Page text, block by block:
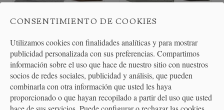
Cuchillo Santoku Kai Shun
Premier 18 cm
225,00 €
Cuchillo Japonés Kai Shun
Premier Chef 20 cm
239,00 €
CONSENTIMIENTO DE COOKIES
Utilizamos cookies con finalidades analíticas y para mostrar
publicidad personalizada con sus preferencias. Compartimos
información sobre el uso que hace de nuestro sitio con nuestros
socios de redes sociales, publicidad y análisis, que pueden
combinarla con otra información que usted les haya
proporcionado o que hayan recopilado a partir del uso que usted